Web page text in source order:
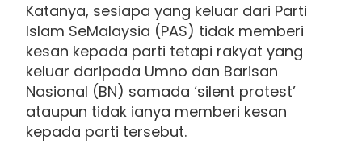
Katanya, sesiapa yang keluar dari Parti
Islam SeMalaysia (PAS) tidak memberi
kesan kepada parti tetapi rakyat yang
keluar daripada Umno dan Barisan
Nasional (BN) samada ‘silent protest’
ataupun tidak ianya memberi kesan
kepada parti tersebut.